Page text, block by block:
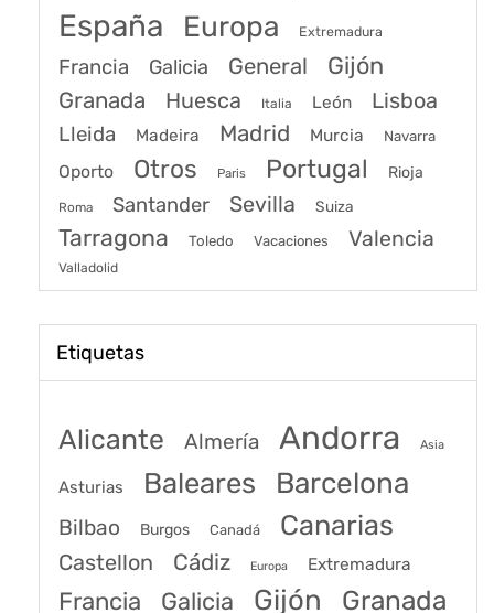
España Europa Extremadura
Francia Galicia General Gijón
Granada Huesca Italia León Lisboa
Lleida Madeira Madrid Murcia Navarra
Oporto Otros Paris Portugal Rioja
Roma Santander Sevilla Suiza
Tarragona Toledo Vacaciones Valencia
Valladolid
Etiquetas
Alicante Almería Andorra Asia
Asturias Baleares Barcelona
Bilbao Burgos Canadá Canarias
Castellon Cádiz Europa Extremadura
Francia Galicia Gijón Granada